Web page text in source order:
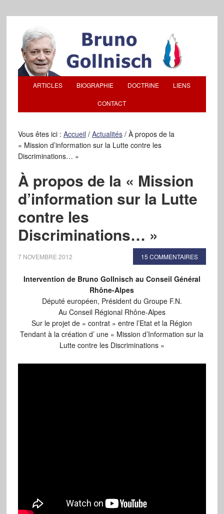
ARTICLES BIOGRAPHIE DOCTRINE LIENS
CONTACT
Vous êtes ici : Accueil / Actualités /À propos de la
« Mission d’information sur la Lutte contre les
Discriminations… »
À propos de la « Mission
d’information sur la Lutte
contre les
Discriminations… »
7 NOVEMBRE 2012 15 COMMENTAIRES
Intervention de Bruno Gollnisch au Conseil Général
Rhône-Alpes
Député européen, Président du Groupe F.N.
Au Conseil Régional Rhône-Alpes
Sur le projet de « contrat » entre l’Etat et la Région
Tendant à la création d’ une « Mission d’Information sur la
Lutte contre les Discriminations »